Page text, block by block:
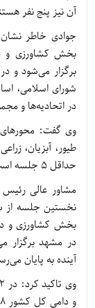
آن نیز پنج نفر
جوادی خاطر
بخش کشاورزی و
برگزار می‌شود و
شورای اسلامی،
در اتحادیه‌ها و
وی گفت: محورهای
طیور، آبزیان،
حداقل ۵ جلسه است.
مشاور عالی
نخستین جلسه از
بخش کشاورزی و
در مشهد برگزار
آینده به پایان